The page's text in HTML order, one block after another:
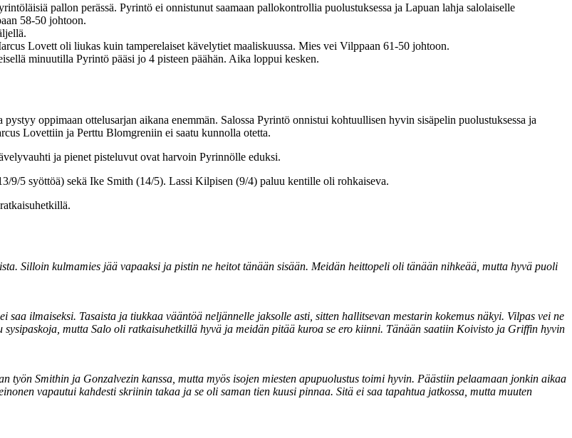
pallon perässä. Pyrintö ei onnistunut saamaan pallokontrollia puolustuksessa ja Lapuan lahja salolaiselle
58-50 johtoon.
Lovett oli liukas kuin tamperelaiset kävelytiet maaliskuussa. Mies vei Vilppaan 61-50 johtoon.
minuutilla Pyrintö pääsi jo 4 pisteen päähän. Aika loppui kesken.
oppimaan ottelusarjan aikana enemmän. Salossa Pyrintö onnistui kohtuullisen hyvin sisäpelin puolustuksessa ja
Lovettiin ja Perttu Blomgreniin ei saatu kunnolla otetta.
ja pienet pisteluvut ovat harvoin Pyrinnölle eduksi.
9/5 syöttöä) sekä Ike Smith (14/5). Lassi Kilpisen (9/4) paluu kentille oli rohkaiseva.
Silloin kulmamies jää vapaaksi ja pistin ne heitot tänään sisään. Meidän heittopeli oli tänään nihkeää, mutta hyvä puoli
ilmaiseksi. Tasaista ja tiukkaa vääntöä neljännelle jaksolle asti, sitten hallitsevan mestarin kokemus näkyi. Vilpas vei ne
mutta Salo oli ratkaisuhetkillä hyvä ja meidän pitää kuroa se ero kiinni. Tänään saatiin Koivisto ja Griffin hyvin
Smithin ja Gonzalvezin kanssa, mutta myös isojen miesten apupuolustus toimi hyvin. Päästiin pelaamaan jonkin aikaa
vapautui kahdesti skriinin takaa ja se oli saman tien kuusi pinnaa. Sitä ei saa tapahtua jatkossa, mutta muuten